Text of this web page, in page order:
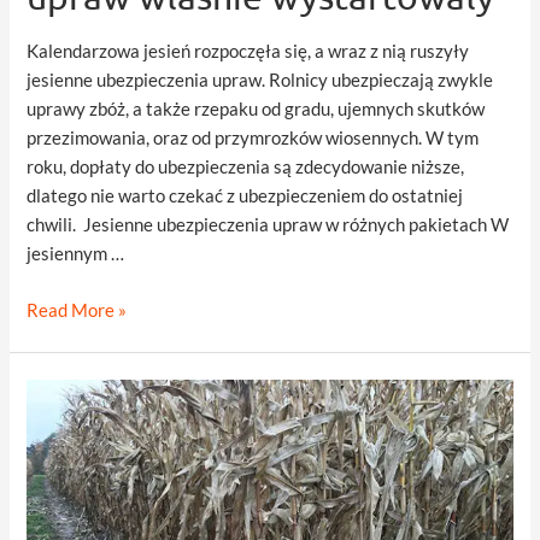
Kalendarzowa jesień rozpoczęła się, a wraz z nią ruszyły
jesienne ubezpieczenia upraw. Rolnicy ubezpieczają zwykle
uprawy zbóż, a także rzepaku od gradu, ujemnych skutków
przezimowania, oraz od przymrozków wiosennych. W tym
roku, dopłaty do ubezpieczenia są zdecydowanie niższe,
dlatego nie warto czekać z ubezpieczeniem do ostatniej
chwili. Jesienne ubezpieczenia upraw w różnych pakietach W
jesiennym …
Jesienne
właśnie
wystartowały
Read More »